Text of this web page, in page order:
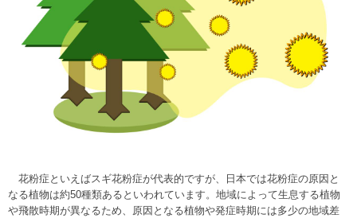
花粉症といえばスギ花粉症が代表的ですが、日本では花粉症の原因と
なる植物は約50種類あるといわれています。地域によって生息する植物
や飛散時期が異なるため、原因となる植物や発症時期には多少の地域差